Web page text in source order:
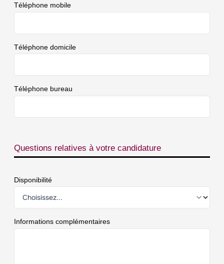
Téléphone mobile
Téléphone domicile
Téléphone bureau
Questions relatives à votre candidature
Disponibilité
Informations complémentaires